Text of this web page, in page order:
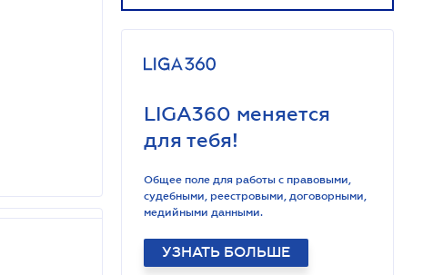
LIGA360 меняется
для тебя!
Общее поле для работы с правовыми,
судебными, реестровыми, договорными,
медийными данными.
УЗНАТЬ БОЛЬШЕ